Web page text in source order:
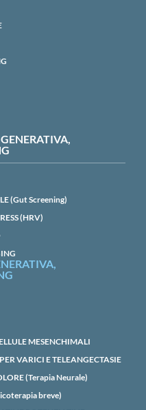
(Gut Screening)
(HRV)
MESENCHIMALI
VARICI E TELEANGECTASIE
(Terapia Neurale)
breve)